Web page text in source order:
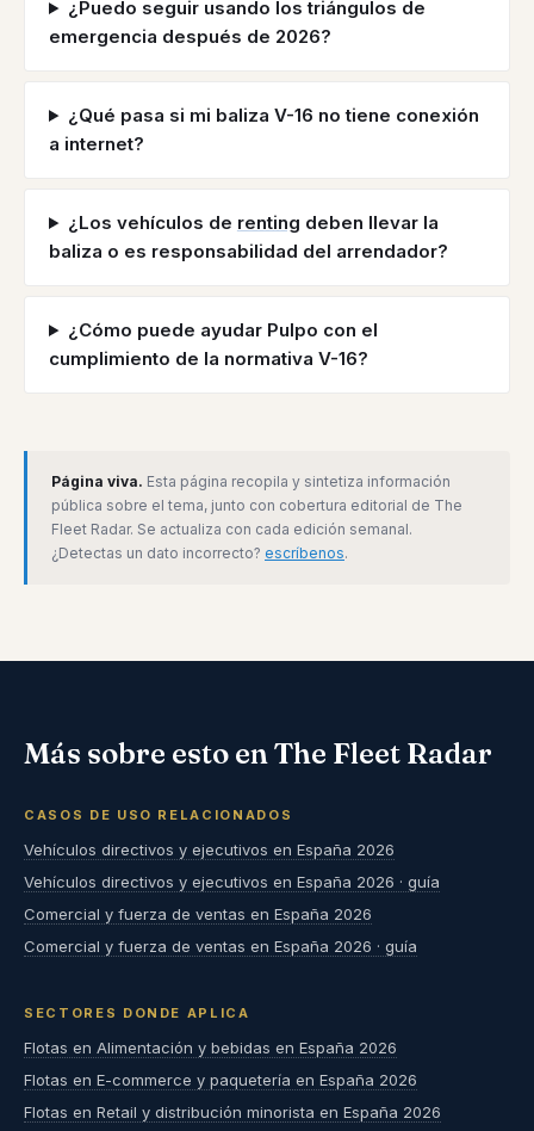
¿Puedo seguir usando los triángulos de
emergencia después de 2026?
¿Qué pasa si mi baliza V-16 no tiene conexión
a internet?
¿Los vehículos de renting deben llevar la
baliza o es responsabilidad del arrendador?
¿Cómo puede ayudar Pulpo con el
cumplimiento de la normativa V-16?
Página viva. Esta página recopila y sintetiza información
pública sobre el tema, junto con cobertura editorial de The
Fleet Radar. Se actualiza con cada edición semanal.
¿Detectas un dato incorrecto? escríbenos.
Más sobre esto en The Fleet Radar
CASOS DE USO RELACIONADOS
Vehículos directivos y ejecutivos en España 2026
Vehículos directivos y ejecutivos en España 2026 · guía
Comercial y fuerza de ventas en España 2026
Comercial y fuerza de ventas en España 2026 · guía
SECTORES DONDE APLICA
Flotas en Alimentación y bebidas en España 2026
Flotas en E-commerce y paquetería en España 2026
Flotas en Retail y distribución minorista en España 2026